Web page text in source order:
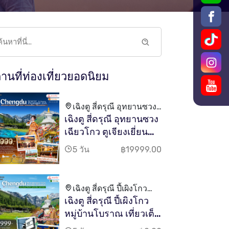
นที่ท่องเที่ยวยอดนิยม
เฉิงตู สี่ดรุณี อุทยานซวง
เฉียวโกว ตูเจียงเยี่ยน
หมู่บ้านทิเบตโบราณ
เฉิงตู สี่ดรุณี อุทยานซวง
เฉียวโกว ตูเจียงเยี่ยน
หมู่บ้านทิเบตโบราณ
5 วัน ฿19999.00
เฉิงตู สี่ดรุณี ปี้เผิงโกว
หมู่บ้านโบราณ เที่ยวเต็ม
เฉิงตู สี่ดรุณี ปี้เผิงโกว
หมู่บ้านโบราณ เที่ยวเต็ม
5D 4N